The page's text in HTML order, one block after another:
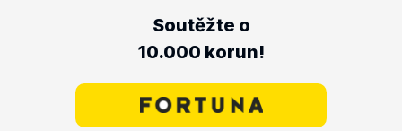
Soutěžte o
10.000 korun!